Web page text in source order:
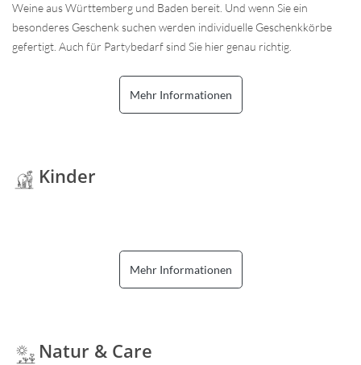
Weine aus Württemberg und Baden bereit. Und wenn Sie ein
besonderes Geschenk suchen werden individuelle Geschenkkörbe
gefertigt. Auch für Partybedarf sind Sie hier genau richtig.
Mehr Informationen
Kinder
Mehr Informationen
Natur & Care